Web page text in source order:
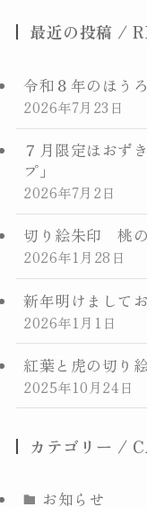
最近の投稿 /
令和８年のほう
2026年7月23日
７月限定ほおず
プ」
2026年7月2日
切り絵朱印 桃
2026年1月28日
新年明けまして
2026年1月1日
紅葉と虎の切り
2025年10月24日
カテゴリー /
お知らせ